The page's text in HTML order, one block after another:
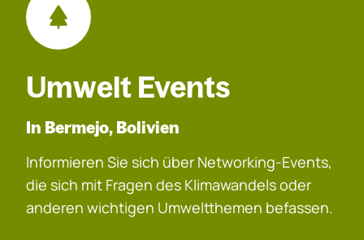
Umwelt Events
In Bermejo, Bolivien
Informieren Sie sich über Networking-Events,
die sich mit Fragen des Klimawandels oder
anderen wichtigen Umweltthemen befassen.